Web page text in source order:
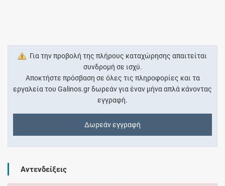
Για την προβολή της πλήρους καταχώρησης απαιτείται
συνδρομή σε ισχύ.
Αποκτήστε πρόσβαση σε όλες τις πληροφορίες και τα
εργαλεία του Galinos.gr δωρεάν για έναν μήνα απλά κάνοντας
εγγραφή.
Δωρεάν εγγραφή
Αντενδείξεις